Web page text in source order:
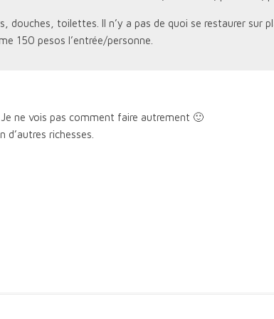
toilettes. Il n’y a pas de quoi se restaurer sur
150 pesos l’entrée/personne.
ne vois pas comment faire autrement 🙂
richesses.